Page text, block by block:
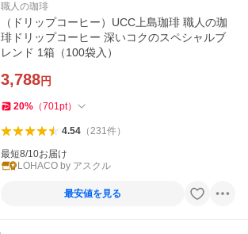
職人の珈琲
（ドリップコーヒー）UCC上島珈琲 職人の珈
琲ドリップコーヒー 深いコクのスペシャルブ
レンド 1箱（100袋入）
3,788円
20% （701pt）
4.54（231件）
最短8/10お届け
LOHACO by アスクル
最安値を見る